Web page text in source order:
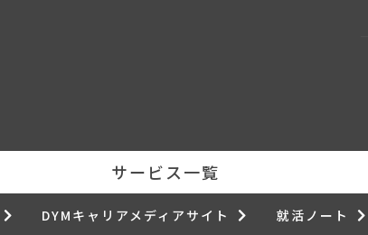
サービス一覧
DYMキャリアメディアサイト 就活ノート